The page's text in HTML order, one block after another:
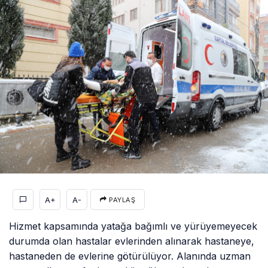
A+ A- PAYLAŞ
Hizmet kapsamında yatağa bağımlı ve yürüyemeyecek
durumda olan hastalar evlerinden alınarak hastaneye,
hastaneden de evlerine götürülüyor. Alanında uzman